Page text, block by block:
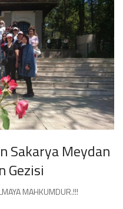
Sakarya Meydan
Gezisi
MAHKUMDUR.!!!